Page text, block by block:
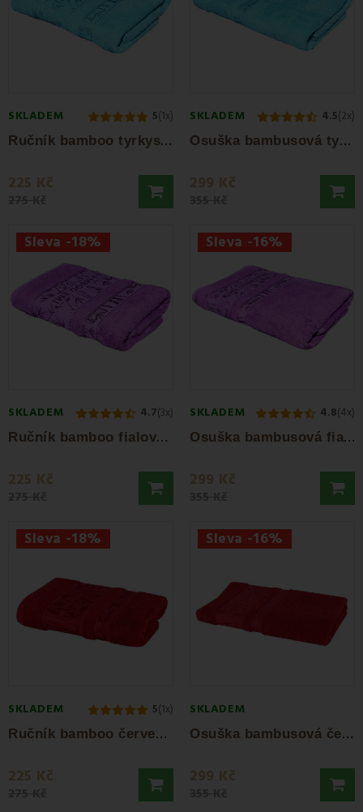
SKLADEM 5(1x)
R
učník bamboo tyrkysový 50 x 100 cm EMI
225 Kč
SKLADEM 4.5(2x)
O
suška bambusová tyrkysová 70 x 140 cm EMI
299 Kč
Sleva -18%
SKLADEM 4.7(3x)
R
učník bamboo fialový 50 x 100 cm EMI
225 Kč
Sleva -16%
SKLADEM 4.8(4x)
O
suška bambusová fialová 70 x 140 cm EMI
299 Kč
Sleva -18%
SKLADEM 5(1x)
R
učník bamboo červený 50x100 cm EMI
225 Kč
Sleva -16%
SKLADEM
O
suška bambusová červená 70 x 140 cm EMI
299 Kč